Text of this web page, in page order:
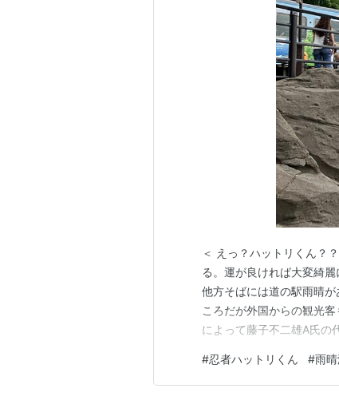
現在の城端線を開業させた中
した。1912年に伏木〜島尾間
1920年に中越鉄道全線が国有
氷見軽便線となった。1922年
氷見から先、石川県の羽咋ま
リスト::鉄道路線
＜ えっ？ハットリくん？
る。運が良ければ大変綺
他方そばには道の駅雨晴
ころだが外国からの観光
によって藤子不二雄A氏の
のくらいの運行数がある
ければクリックしていた
#忍者ハットリくん #雨